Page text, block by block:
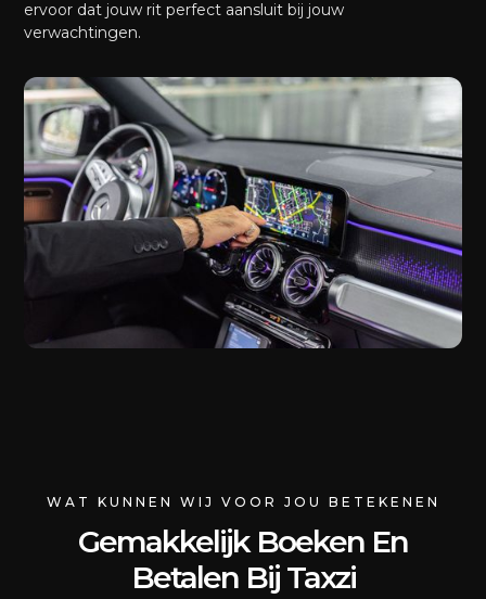
ervoor dat jouw rit perfect aansluit bij jouw
verwachtingen.
WAT KUNNEN WIJ VOOR JOU BETEKENEN
Gemakkelijk Boeken En
Betalen Bij Taxzi